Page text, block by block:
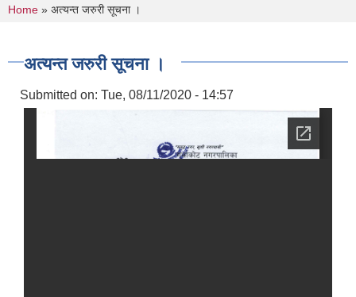
You are here
Home » अत्यन्त जरुरी सूचना ।
अत्यन्त जरुरी सूचना ।
Submitted on: Tue, 08/11/2020 - 14:57